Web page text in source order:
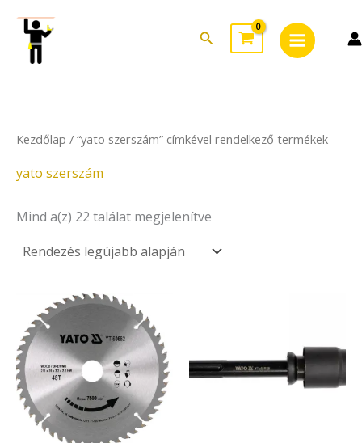
content
Search
Menu
Kezdőlap / “yato szerszám” címkével rendelkező termékek
yato szerszám
Mind a(z) 22 találat megjelenítve
latest